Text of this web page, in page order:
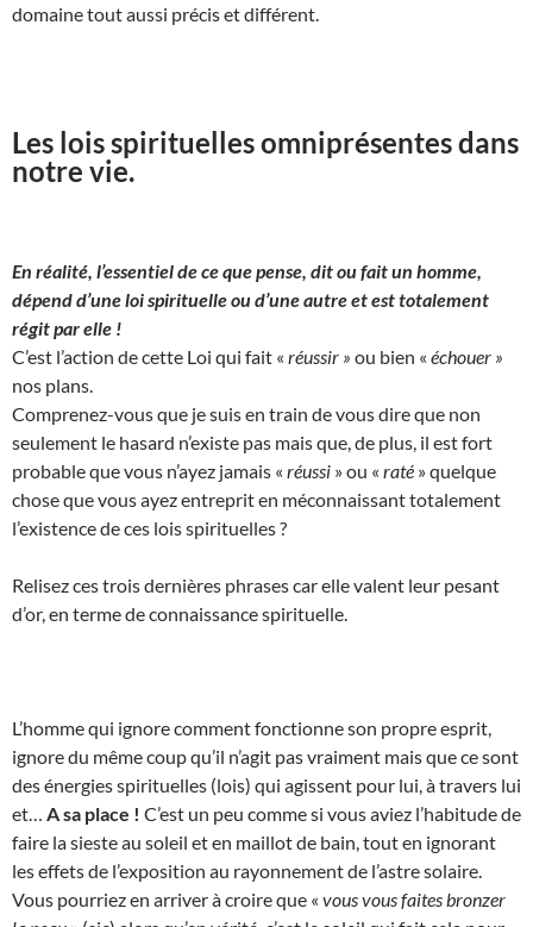
domaine tout aussi précis et différent.
Les lois spirituelles omniprésentes dans
notre vie.
En réalité, l’essentiel de ce que pense, dit ou fait un homme,
dépend d’une loi spirituelle ou d’une autre et est totalement
régit par elle !
C’est l’action de cette Loi qui fait « réussir » ou bien « échouer »
nos plans.
Comprenez-vous que je suis en train de vous dire que non
seulement le hasard n’existe pas mais que, de plus, il est fort
probable que vous n’ayez jamais « réussi » ou « raté » quelque
chose que vous ayez entreprit en méconnaissant totalement
l’existence de ces lois spirituelles ?
Relisez ces trois dernières phrases car elle valent leur pesant
d’or, en terme de connaissance spirituelle.
L’homme qui ignore comment fonctionne son propre esprit,
ignore du même coup qu’il n’agit pas vraiment mais que ce sont
des énergies spirituelles (lois) qui agissent pour lui, à travers lui
et… A sa place ! C’est un peu comme si vous aviez l’habitude de
faire la sieste au soleil et en maillot de bain, tout en ignorant
les effets de l’exposition au rayonnement de l’astre solaire.
Vous pourriez en arriver à croire que « vous vous faites bronzer